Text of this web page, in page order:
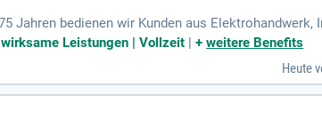
bedienen wir Kunden aus Elektrohandwerk,
Wir suchen Sie!Leistungen | Vollzeit |+weitere Benefits
Heute